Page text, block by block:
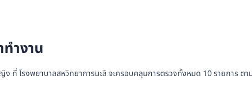
ำงาน
ที่ โรงพยาบาลสหวิทยาการมะลิ จะครอบคลุมการตรวจทั้งหมด 10 รายการ ตา